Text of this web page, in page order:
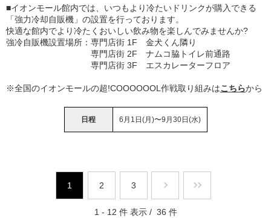
■イオンモール館内では、いつもより冷たいドリンクが購入できる
「強力冷却自販機」の設置を行っております。
快適な館内でより冷たくおいしい飲み物を楽しんでみませんか?
強冷自販機設置場所：専門店街 1F 金犬くん隣り
専門店街 2F ナムコ脇トイレ前通路
専門店街 3F エスカレーターフロア
※全国のイオンモールの超!COOOOOOL作戦取り組みはこちらから
日程 6月1日(月)〜9月30日(水)
1 2 3
1 - 12 件 表示 / 36 件